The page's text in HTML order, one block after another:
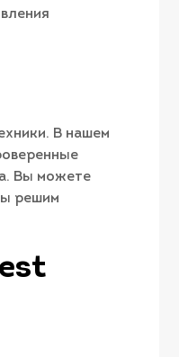
В нашем
Вы можете
решим